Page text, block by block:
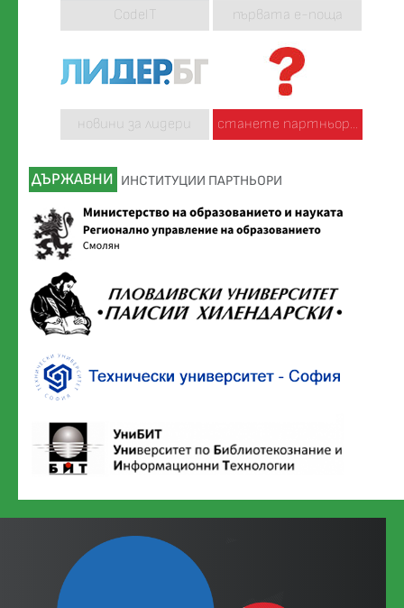
CodeIT първата е-поща
новини за лидери станете партньор...
ДЪРЖАВНИ ИНСТИТУЦИИ ПАРТНЬОРИ